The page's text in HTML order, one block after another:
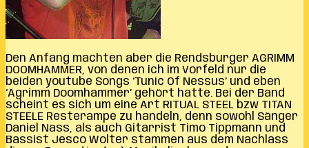
Den Anfang machten aber die Rendsburger AGRIMM
DOOMHAMMER, von denen ich im Vorfeld nur die
beiden youtube Songs ‘Tunic Of Nessus’ und eben
‘Agrimm Doomhammer’ gehört hatte. Bei der Band
scheint es sich um eine Art RITUAL STEEL bzw TITAN
STEELE Resterampe zu handeln, denn sowohl Sänger
Daniel Nass, als auch Gitarrist Timo Tippmann und
Bassist Jesco Wolter stammen aus dem Nachlass